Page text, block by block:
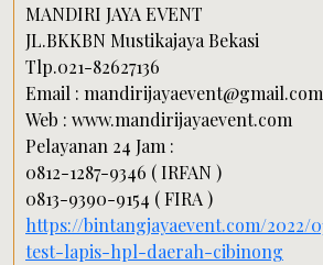
MANDIRI JAYA EVENT
JL.BKKBN Mustikajaya Bekasi
Tlp.021-82627136
Email : mandirijayaevent@gmail.com
Web : www.mandirijayaevent.com
Pelayanan 24 Jam :
0812-1287-9346 ( IRFAN )
0813-9390-9154 ( FIRA )
https://bintangjayaevent.com/2022/
test-lapis-hpl-daerah-cibinong